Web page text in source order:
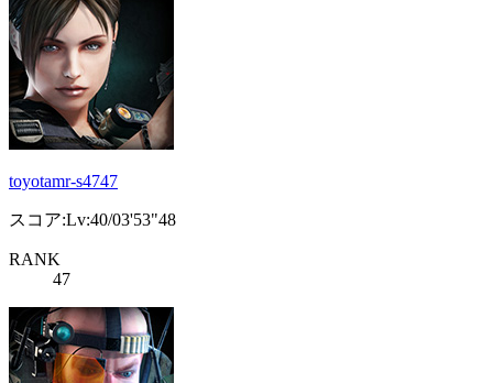
toyotamr-s4747
スコア:Lv:40/03'53"48
RANK
47